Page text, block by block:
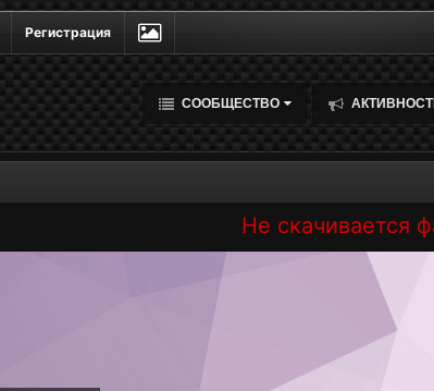
Регистрация
СООБЩЕСТВО
Не скачивается